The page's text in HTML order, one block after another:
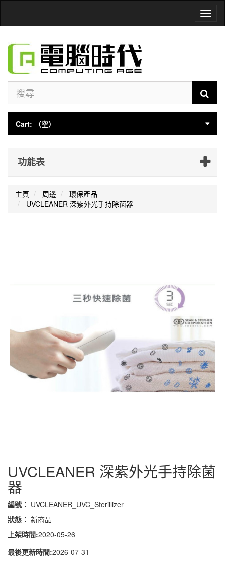
Cart: （空）
功能表
主頁 周邊
環保產品
UVCLEANER​ ​​深紫外光手持除菌器
UVCLEANER​ ​​深紫外光手持除菌
器
編號： UVCLEANER​_UVC_Sterillizer
狀態： 新商品
上架時間:2020-05-26
最後更新時間:2026-07-31